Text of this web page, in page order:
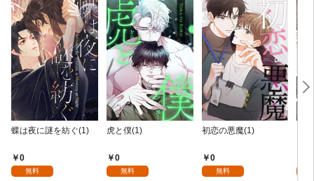
蝶は夜に謎を紡ぐ(1)
0
無料
虎と僕(1)
0
無料
初恋の悪魔(1)
0
無料